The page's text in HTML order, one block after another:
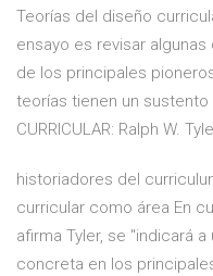
Teorías del diseño
ensayo es revisar
de los principales
teorías tienen un sustento
CURRICULAR: Ralph W.
historiadores del
curricular como área En
afirma Tyler, se "indicará
concreta en los